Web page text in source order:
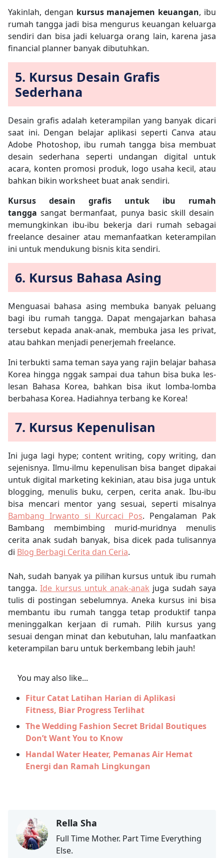
Yakinlah, dengan kursus manajemen keuangan, ibu
rumah tangga jadi bisa mengurus keuangan keluarga
sendiri dan bisa jadi keluarga orang lain, karena jasa
financial planner banyak dibutuhkan.
5. Kursus Desain Grafis
Sederhana
Desain grafis adalah keterampilan yang banyak dicari
saat ini. Dengan belajar aplikasi seperti Canva atau
Adobe Photoshop, ibu rumah tangga bisa membuat
desain sederhana seperti undangan digital untuk
acara, konten promosi produk, logo usaha kecil, atau
bahkan bikin worksheet buat anak sendiri.
Kursus desain grafis untuk ibu rumah
tangga sangat bermanfaat, punya basic skill desain
memungkinkan ibu-ibu bekerja dari rumah sebagai
freelance desainer atau memanfaatkan keterampilan
ini untuk mendukung bisnis kita sendiri.
6. Kursus Bahasa Asing
Menguasai bahasa asing membuka banyak peluang
bagi ibu rumah tangga. Dapat mengajarkan bahasa
tersebut kepada anak-anak, membuka jasa les privat,
atau bahkan menjadi penerjemah freelance.
Ini terbukti sama teman saya yang rajin belajar bahasa
Korea hingga nggak sampai dua tahun bisa buka les-
lesan Bahasa Korea, bahkan bisa ikut lomba-lomba
berbahasa Korea. Hadiahnya terbang ke Korea!
7. Kursus Kepenulisan
Ini juga lagi hype; content writing, copy writing, dan
sejenisnya. Ilmu-ilmu kepenulisan bisa banget dipakai
untuk digital marketing kekinian, atau bisa juga untuk
blogging, menulis buku, cerpen, cerita anak. Ibu-ibu
bisa mencari mentor yang sesuai, seperti misalnya
Bambang Irwanto si Kurcaci Pos. Pengalaman Pak
Bambang membimbing murid-muridnya menulis
cerita anak sudah banyak, bisa dicek pada tulisannya
di Blog Berbagi Cerita dan Ceria.
Nah, sudah banyak ya pilihan kursus untuk ibu rumah
tangga.Ide kursus untuk anak-anak juga sudah saya
tulis di postingan sebelumnya. Aneka kursus ini bisa
membantu ibu rumah tangga tetap produktif tanpa
meninggalkan kerjaan di rumah. Pilih kursus yang
sesuai dengan minat dan kebutuhan, lalu manfaatkan
keterampilan baru untuk berkembang lebih jauh!
You may also like...
Fitur Catat Latihan Harian di Aplikasi
Fitness, Biar Progress Terlihat
The Wedding Fashion Secret Bridal Boutiques
Don’t Want You to Know
Handal Water Heater, Pemanas Air Hemat
Energi dan Ramah Lingkungan
Rella Sha
Full Time Mother. Part Time Everything
Else.